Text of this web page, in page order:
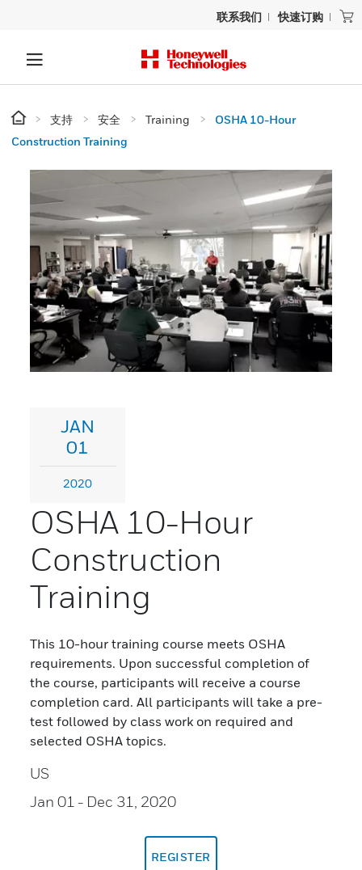
联系我们 快速订购
支持 安全 Training
OSHA 10-Hour
Construction Training
JAN
01
2020
OSHA 10-Hour
Construction
Training
This 10-hour training course meets OSHA
requirements. Upon successful completion of
the course, participants will receive a course
completion card. All participants will take a pre-
test followed by class work on required and
selected OSHA topics.
US
Jan 01 - Dec 31, 2020
REGISTER